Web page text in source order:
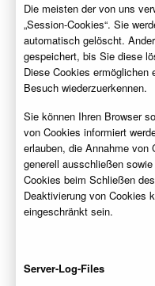
Die meisten der von uns
„Session-Cookies“. Sie
automatisch gelöscht.
gespeichert, bis Sie diese
Diese Cookies
Besuch wiederzuerkennen.
Sie können Ihren Browser
von Cookies informiert
erlauben, die Annahme
generell ausschließen
Cookies beim Schließen
Deaktivierung von Cookies
eingeschränkt sein.
Server-Log-Files